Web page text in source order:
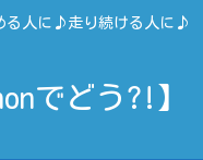
る人に♪走り続ける人に♪
でどう?!】